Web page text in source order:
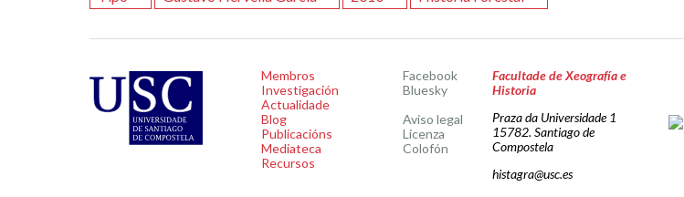
Membros
Investigación
Actualidade
Blog
Publicacións
Mediateca
Recursos
Facebook
Bluesky
Aviso legal
Licenza
Colofón
Facultade de Xeografía e
Historia
Praza da Universidade 1
15782. Santiago de
Compostela
histagra@usc.es